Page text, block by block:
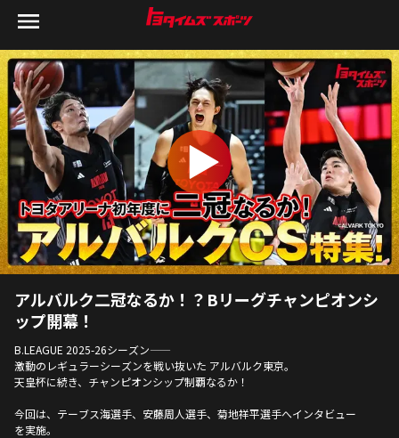
アルバルク二冠なるか！？Bリーグチャンピオンシ
ップ開幕！
B.LEAGUE 2025-26シーズン――
激動のレギュラーシーズンを戦い抜いた アルバルク東京。
天皇杯に続き、チャンピオンシップ制覇なるか！
今回は、テーブス海選手、安藤周人選手、菊地祥平選手へインタビュー
を実施。